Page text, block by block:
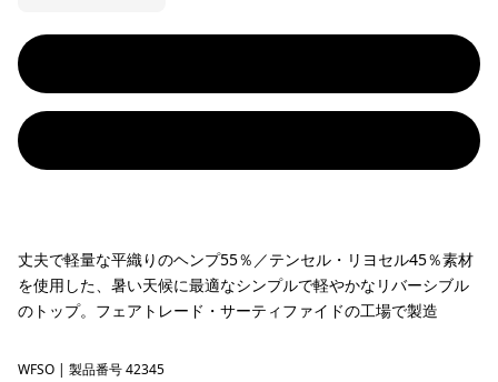
丈夫で軽量な平織りのヘンプ55％／テンセル・リヨセル45％素材
を使用した、暑い天候に最適なシンプルで軽やかなリバーシブル
のトップ。フェアトレード・サーティファイドの工場で製造
Wildflower Pastel: Solstice Purple
WFSO | 製品番号 42345